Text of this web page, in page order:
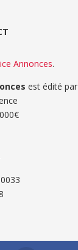
Annonces.
est édité par